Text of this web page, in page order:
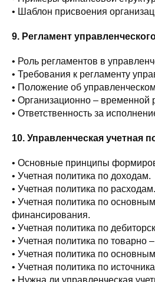
• Шаблон присвоения
9. Регламент
• Роль регламентов в
• Требования к регламенту
• Положение об
• Организационно – временной
• Ответственность за
10. Управленческая учетная
• Основные принципы
• Учетная политика по доходам.
• Учетная политика по расходам.
• Учетная политика по
финансирования.
• Учетная политика по
• Учетная политика по товарно
• Учетная политика по
• Учетная политика по